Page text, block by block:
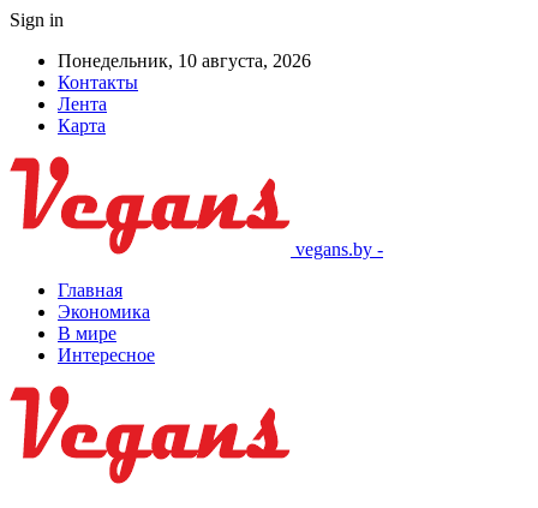
Sign in
Понедельник, 10 августа, 2026
Контакты
Лента
Карта
vegans.by -
Главная
Экономика
В мире
Интересное